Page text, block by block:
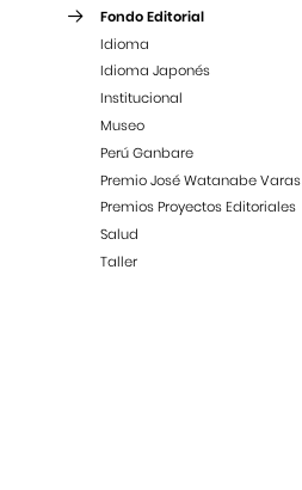
Fondo Editorial
Idioma
Idioma Japonés
Institucional
Museo
Perú Ganbare
Premio José Watanabe Varas
Premios Proyectos Editoriales
Salud
Taller